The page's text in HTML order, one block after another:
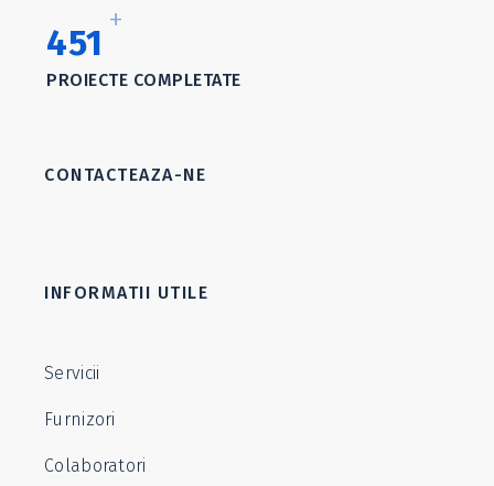
540
+
PROIECTE COMPLETATE
CONTACTEAZA-NE
INFORMATII UTILE
Servicii
Furnizori
Colaboratori